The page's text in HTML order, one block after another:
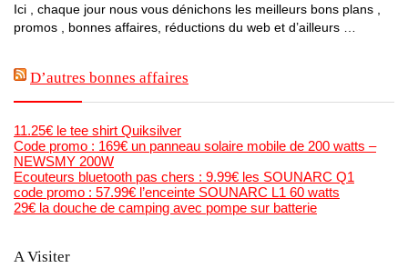
Ici , chaque jour nous vous dénichons les meilleurs bons plans ,
promos , bonnes affaires, réductions du web et d’ailleurs …
D’autres bonnes affaires
11.25€ le tee shirt Quiksilver
Code promo : 169€ un panneau solaire mobile de 200 watts –
NEWSMY 200W
Ecouteurs bluetooth pas chers : 9.99€ les SOUNARC Q1
code promo : 57.99€ l’enceinte SOUNARC L1 60 watts
29€ la douche de camping avec pompe sur batterie
A Visiter